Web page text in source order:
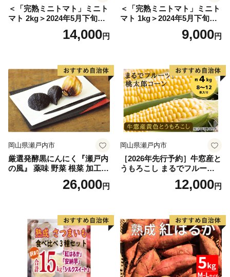
＜「完熟ミニトマト」ミニト
マト 2kg＞2024年5月下旬迄
に順次出荷 野菜ソムリエサ
ミット アルル・リリカ共に
県 高鍋町産 産地直送 有機肥
料使用 高糖度 西森農園
14,000円
＜「完熟ミニトマト」ミニト
マト 1kg＞2024年5月下旬迄
に順次出荷 野菜ソムリエサ
ミット アルル・リリカ共に
県 高鍋町産 産地直送 有機肥
料使用 高糖度 西森農園
9,000円
岡山県瀬戸内市
厳選発酵黒にんにく『瀬戸内
の風』 薬味 野菜 根菜 加工食
26,000円
岡山県瀬戸内市
［2026年先行予約］牛窓産と
うもろこし まるでフルー
ツ！最高糖度25度超え 生で
甘い、茹でて美味い！ 黄色
野菜
12,000円